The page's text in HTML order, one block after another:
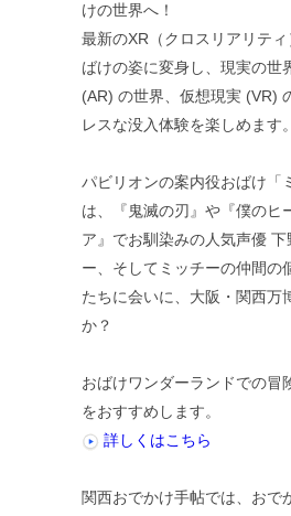
けの世界へ！
最新のXR（クロスリアリテ
ばけの姿に変身し、現実の世
(AR) の世界、仮想現実 (VR)
レスな没入体験を楽しめます。
パビリオンの案内役おばけ「
は、『鬼滅の刃』や『僕のヒ
ア』でお馴染みの人気声優
ー、そしてミッチーの仲間の
たちに会いに、大阪・関西万
か？
おばけワンダーランドでの冒
をおすすめします。
詳しくはこちら
関西おでかけ手帖では、おで